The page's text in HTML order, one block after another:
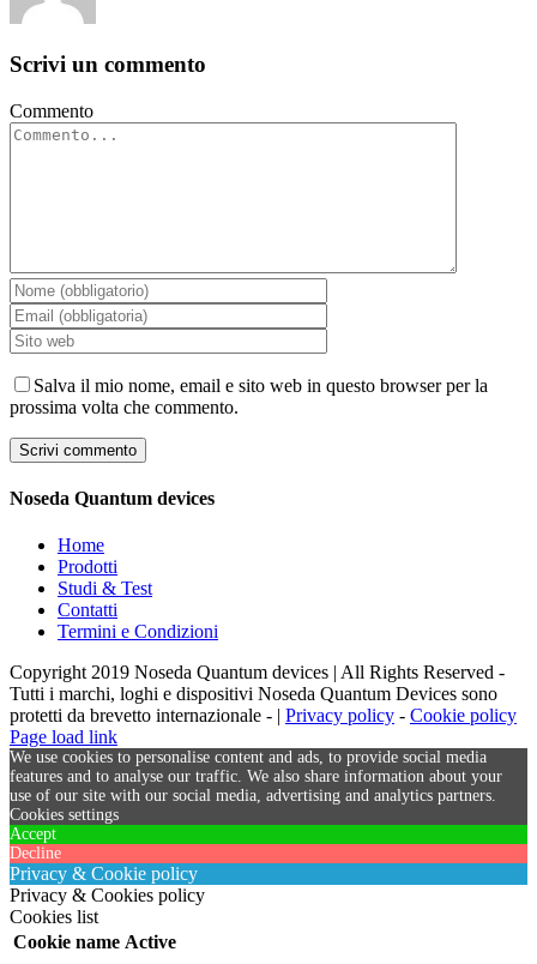
Scrivi un commento
Commento
Salva il mio nome, email e sito web in questo browser per la
prossima volta che commento.
Noseda Quantum devices
Home
Prodotti
Studi & Test
Contatti
Termini e Condizioni
Copyright 2019 Noseda Quantum devices | All Rights Reserved -
Tutti i marchi, loghi e dispositivi Noseda Quantum Devices sono
protetti da brevetto internazionale - | Privacy policy - Cookie policy
Page load link
We use cookies to personalise content and ads, to provide social media
features and to analyse our traffic. We also share information about your
use of our site with our social media, advertising and analytics partners.
Cookies settings
Accept
Decline
Privacy & Cookie policy
Privacy & Cookies policy
Cookies list
Cookie name Active